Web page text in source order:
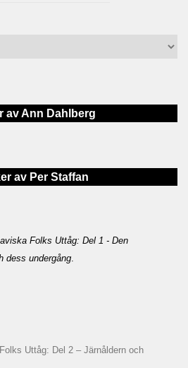
av Ann Dahlberg
av Per Staffan
Folks Uttåg: Del 1 - Den
dess undergång
Uttåg: Del 2 – Järnåldern och